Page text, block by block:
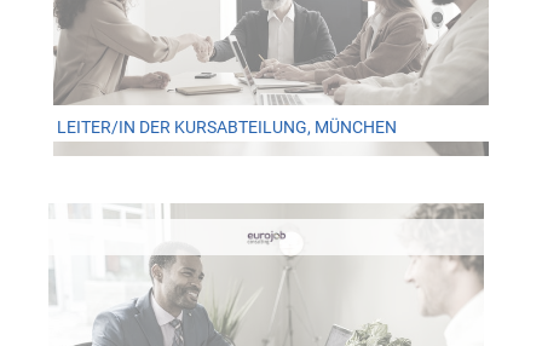
LEITER/IN DER KURSABTEILUNG, MÜNCHEN